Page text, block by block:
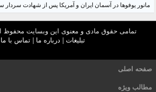
مانور یوفوها در آسمان ایران و آمریکا پس از شهادت سردار
تمامی حقوق مادی و معنوی این وبسایت محفوظ است ::
تبلیغات | درباره ما |تماس با ما
صفحه اصلی
مطالب ویژه